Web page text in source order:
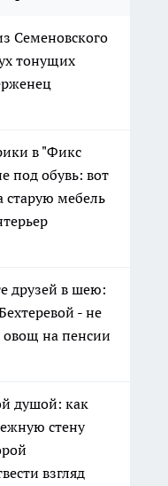
Семеновского
тонущих
в "Фикс
под обувь: вот
старую мебель
друзей в шею:
- не
овощ на пенсии
душой: как
стену
взгляд